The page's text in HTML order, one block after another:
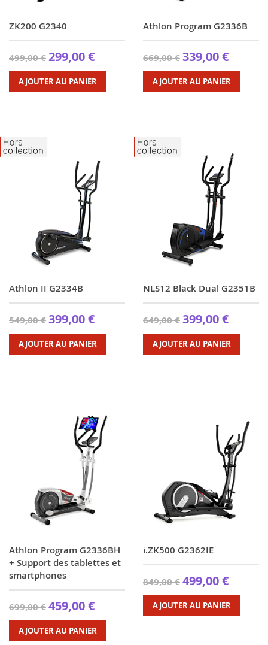
ZK200 G2340
499,00 €299,00 €
AJOUTER AU PANIER
Athlon Program G2336B
669,00 €339,00 €
AJOUTER AU PANIER
Athlon II G2334B
549,00 €399,00 €
AJOUTER AU PANIER
NLS12 Black Dual G2351B
649,00 €399,00 €
AJOUTER AU PANIER
Athlon Program G2336BH
+ Support des tablettes et
smartphones
699,00 €459,00 €
AJOUTER AU PANIER
i.ZK500 G2362IE
849,00 €499,00 €
AJOUTER AU PANIER